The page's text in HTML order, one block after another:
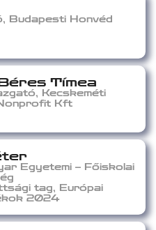
Budapesti Honvéd
Tímea
Kecskeméti
Kft
Egyetemi – Főiskolai
tag, Európai
2024